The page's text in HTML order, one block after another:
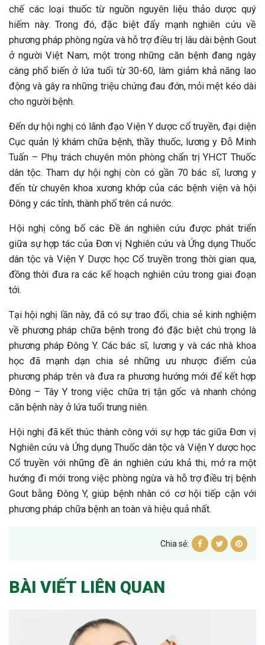
Sau Sinh Có Tự Khỏi
Thông Tin Cần Biết
chế các loại thuốc từ nguồn nguyên liệu thảo dược quý
hiếm này. Trong đó, đặc biệt đẩy mạnh nghiên cứu về
phương pháp phòng ngừa và hỗ trợ điều trị lâu dài bệnh Gout
ở người Việt Nam, một trong những căn bệnh đang ngày
càng phổ biến ở lứa tuổi từ 30-60, làm giảm khả năng lao
động và gây ra những triệu chứng đau đớn, mỏi mệt kéo dài
cho người bệnh.
Đến dự hội nghị có lãnh đạo Viện Y dược cổ truyền, đại diện
Cục quản lý khám chữa bệnh, thầy thuốc, lương y Đỗ Minh
Tuấn – Phụ trách chuyên môn phòng chẩn trị YHCT Thuốc
dân tộc. Tham dự hội nghị còn có gần 70 bác sĩ, lương y
đến từ chuyên khoa xương khớp của các bệnh viện và hội
Đông y các tỉnh, thành phố trên cả nước.
Hội nghị công bố các Đề án nghiên cứu được phát triển
giữa sự hợp tác của Đơn vị Nghiên cứu và Ứng dụng Thuốc
dân tộc và Viện Y Dược học Cổ truyền trong thời gian qua,
đồng thời đưa ra các kế hoạch nghiên cứu trong giai đoạn
tới.
Tại hội nghị lần này, đã có sự trao đổi, chia sẻ kinh nghiệm
về phương pháp chữa bệnh trong đó đặc biệt chú trọng là
phương pháp Đông Y. Các bác sĩ, lương y và các nhà khoa
học đã mạnh dạn chia sẻ những ưu nhược điểm của
phương pháp trên và đưa ra phương hướng mới để kết hợp
Đông – Tây Y trong việc chữa trị tận gốc và nhanh chóng
căn bệnh này ở lứa tuổi trung niên.
Hội nghị đã kết thúc thành công với sự hợp tác giữa Đơn vị
Nghiên cứu và Ứng dụng Thuốc dân tộc và Viện Y dược học
Cổ truyền với những đề án nghiên cứu khả thi, mở ra một
hướng đi mới trong việc phòng ngừa và hỗ trợ điều trị bệnh
Gout bằng Đông Y, giúp bệnh nhân có cơ hội tiếp cận với
phương pháp chữa bệnh an toàn và hiệu quả nhất.
Chia sẻ:
BÀI VIẾT LIÊN QUAN